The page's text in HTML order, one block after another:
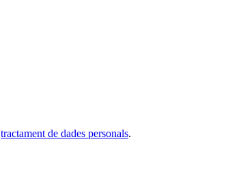
tractament de dades personals.